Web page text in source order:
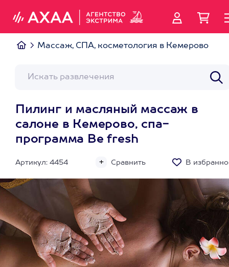
Массаж, СПА, косметология в Кемерово
Пилинг и масляный массаж в
салоне в Кемерово, спа-
программа Be fresh
Артикул: 4454 Сравнить В